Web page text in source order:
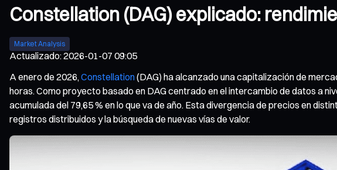
Constellation (DAG) explicado:
Market Analysis
Actualizado:2026-01-07 09:05
A enero de 2026, Constellation(DAG) ha alcanzado una capitalización de
horas. Como proyecto basado en DAG centrado en el intercambio de datos a
acumulada del 79,65 % en lo que va de año. Esta divergencia de precios en
registros distribuidos y la búsqueda de nuevas vías de valor.